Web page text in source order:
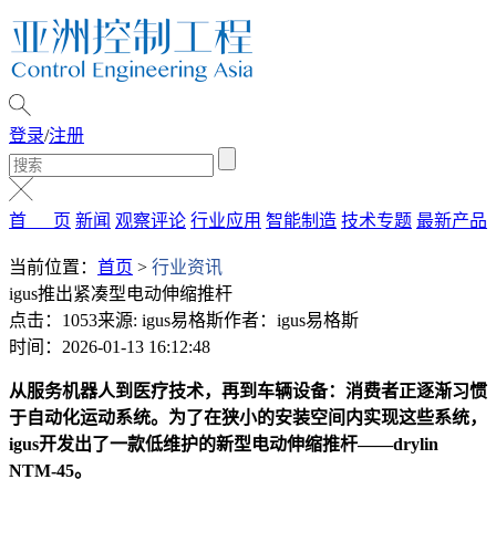
登录/注册
首 页 新闻 观察评论 行业应用 智能制造 技术专题 最新产品
当前位置： 首页 > 行业资讯
igus推出紧凑型电动伸缩推杆
点击：1053来源: igus易格斯作者：igus易格斯
时间：2026-01-13 16:12:48
从服务机器人到医疗技术，再到车辆设备：消费者正逐渐习惯
于自动化运动系统。为了在狭小的安装空间内实现这些系统，
igus开发出了一款低维护的新型电动伸缩推杆——drylin
NTM-45。